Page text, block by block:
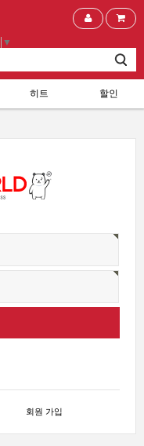
▼
히트 할인
회원 가입